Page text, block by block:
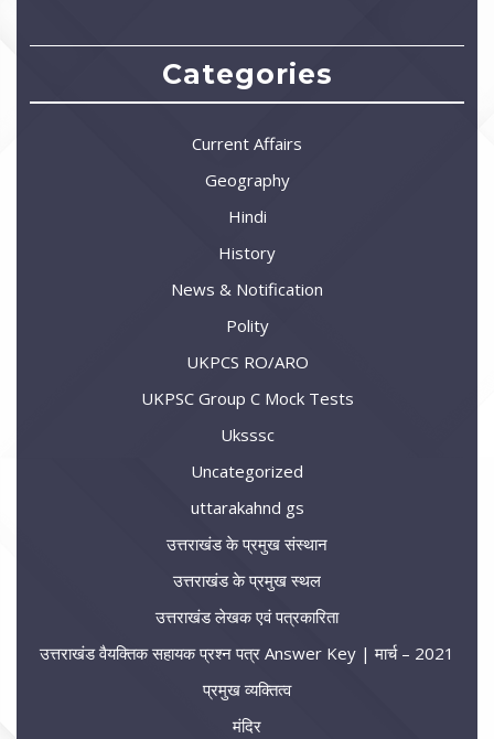
Categories
Current Affairs
Geography
Hindi
History
News & Notification
Polity
UKPCS RO/ARO
UKPSC Group C Mock Tests
Uksssc
Uncategorized
uttarakahnd gs
उत्तराखंड के प्रमुख संस्थान
उत्तराखंड के प्रमुख स्थल
उत्तराखंड लेखक एवं पत्रकारिता
उत्तराखंड वैयक्तिक सहायक प्रश्न पत्र Answer Key | मार्च – 2021
प्रमुख व्यक्तित्व
मंदिर